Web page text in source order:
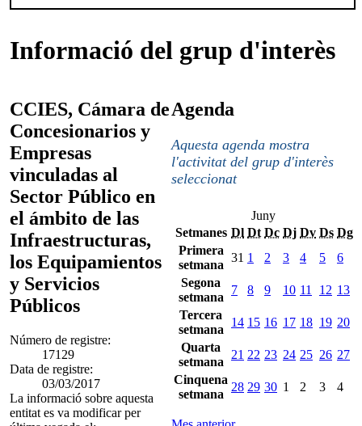
Informació del grup d'interès
CCIES, Cámara de
Concesionarios y
Empresas
vinculadas al
Sector Público en
el ámbito de las
Infraestructuras,
los Equipamientos
y Servicios
Públicos
Número de registre:
17129
Data de registre:
03/03/2017
La informació sobre aquesta
entitat es va modificar per
Agenda
Aquesta agenda mostra
l'activitat del grup d'interès
seleccionat
Juny
Setmanes Dl Dt Dc Dj Dv Ds Dg
Primera
setmana
31 1 2 3 4 5
6
Segona
setmana
7 8 9 10 11 12 13
Tercera
setmana
14 15 16 17 18 19 20
Quarta
setmana
21 22 23 24 25 26 27
Cinquena
setmana
28 29 30 1 2 3 4